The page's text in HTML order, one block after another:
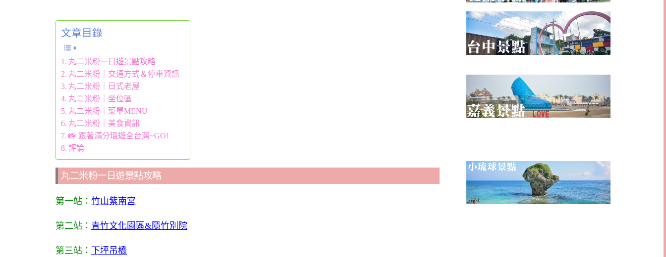
文章目錄
丸二米粉一日遊景點攻略
丸二米粉｜交通方式＆停車資訊
丸二米粉｜日式老屋
丸二米粉｜坐位區
丸二米粉｜菜單MENU
丸二米粉｜美食資訊
📸 跟著滿分環遊全台灣~GO!
評論
丸二米粉一日遊景點攻略
第一站： 竹山紫南宮
第二站： 青竹文化園區&隱竹別院
第三站： 下坪吊橋